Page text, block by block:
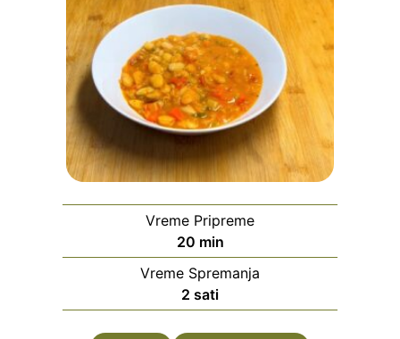
Vreme Pripreme
20minutes
min
Vreme Spremanja
2 hours
sati